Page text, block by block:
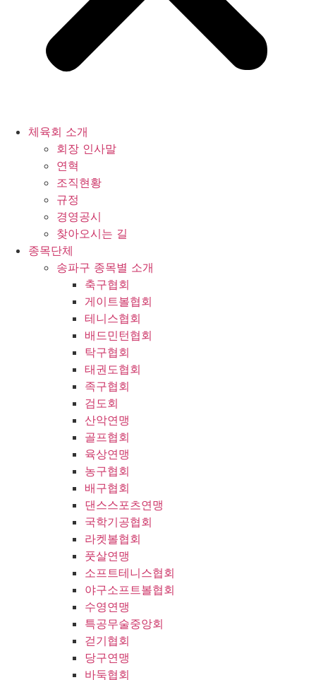
체육회 소개
회장 인사말
연혁
조직현황
규정
경영공시
찾아오시는 길
종목단체
송파구 종목별 소개
축구협회
게이트볼협회
테니스협회
배드민턴협회
탁구협회
태권도협회
족구협회
검도회
산악연맹
골프협회
육상연맹
농구협회
배구협회
댄스스포츠연맹
국학기공협회
라켓볼협회
풋살연맹
소프트테니스협회
야구소프트볼협회
수영연맹
특공무술중앙회
걷기협회
당구연맹
바둑협회